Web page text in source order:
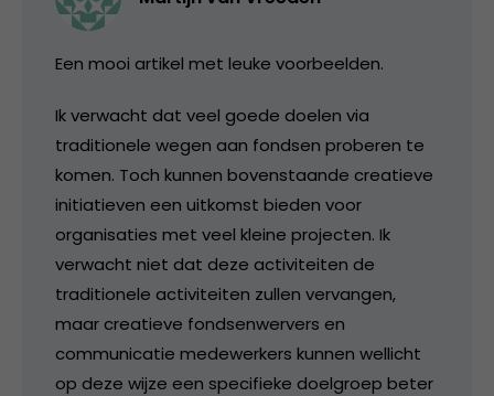
Een mooi artikel met leuke voorbeelden.
Ik verwacht dat veel goede doelen via
traditionele wegen aan fondsen proberen te
komen. Toch kunnen bovenstaande creatieve
initiatieven een uitkomst bieden voor
organisaties met veel kleine projecten. Ik
verwacht niet dat deze activiteiten de
traditionele activiteiten zullen vervangen,
maar creatieve fondsenwervers en
communicatie medewerkers kunnen wellicht
op deze wijze een specifieke doelgroep beter